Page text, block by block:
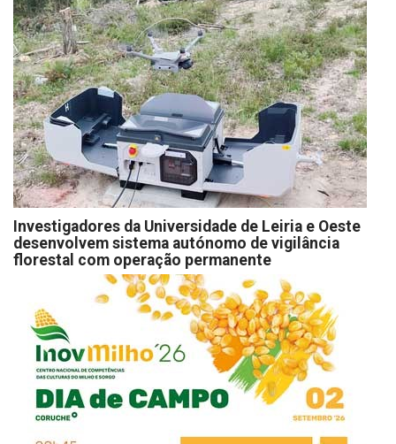
Investigadores da Universidade de Leiria e Oeste
desenvolvem sistema autónomo de vigilância
florestal com operação permanente